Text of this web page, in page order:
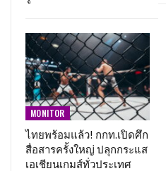
MONITOR
ไทยพร้อมแล้ว! กกท.เปิดศึก
สื่อสารครั้งใหญ่ ปลุกกระแส
เอเชียนเกมส์ทั่วประเทศ